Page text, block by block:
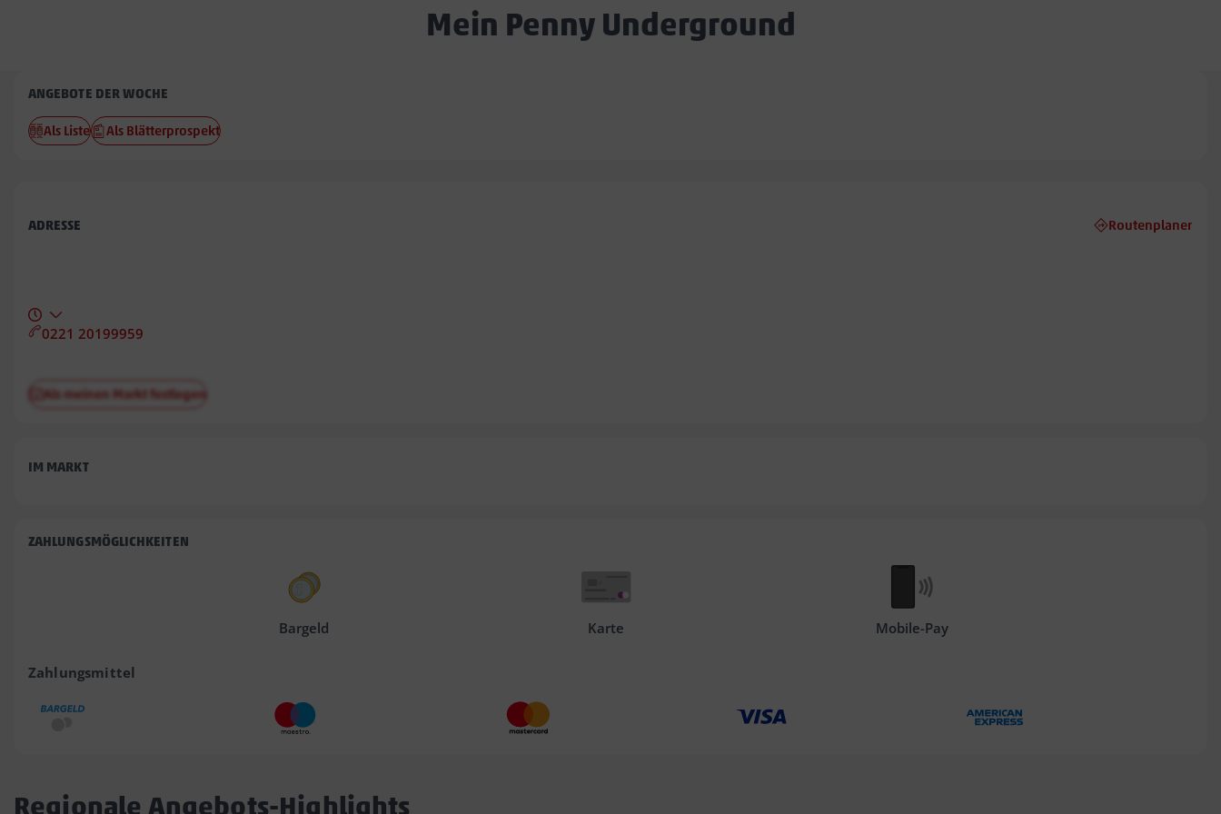
Mein Penny Underground
Penny
Underground
ANGEBOTE DER WOCHE
Als Liste Als Blätterprospekt
ADRESSE Routenplaner
0221 20199959
Als meinen Markt festlegen
IM MARKT
ZAHLUNGSMÖGLICHKEITEN
Bargeld Karte Mobile-Pay
Zahlungsmittel
Regionale Angebots-Highlights